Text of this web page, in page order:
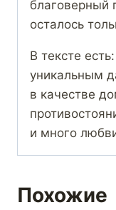
благоверный
осталось
В тексте
уникальным
в качестве
и много
Похожие